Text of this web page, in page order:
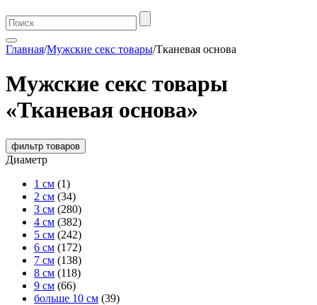
Главная/Мужские секс товары/Тканевая основа
Мужские секс товары
«Тканевая основа»
фильтр товаров
Диаметр
1 см (1)
2 см (34)
3 см (280)
4 см (382)
5 см (242)
6 см (172)
7 см (138)
8 см (118)
9 см (66)
больше 10 см (39)